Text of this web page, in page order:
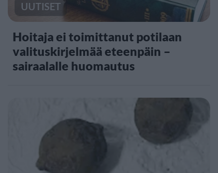
UUTISET
Hoitaja ei toimittanut potilaan
valituskirjelmää eteenpäin –
sairaalalle huomautus